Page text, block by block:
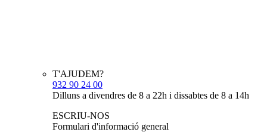
T'AJUDEM?
932 90 24 00
Dilluns a divendres de 8 a 22h i dissabtes de 8 a 14h
ESCRIU-NOS
Formulari d'informació general